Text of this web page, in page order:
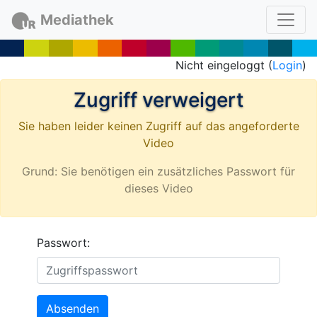
Mediathek
Nicht eingeloggt (Login)
Zugriff verweigert
Sie haben leider keinen Zugriff auf das angeforderte
Video
Grund: Sie benötigen ein zusätzliches Passwort für
dieses Video
Passwort:
Absenden